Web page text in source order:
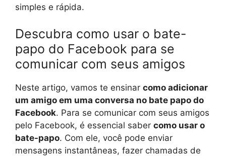
simples e rápida.
Descubra como usar o bate-
papo do Facebook para se
comunicar com seus amigos
Neste artigo, vamos te ensinar como adicionar
um amigo em uma conversa no bate papo do
Facebook. Para se comunicar com seus amigos
pelo Facebook, é essencial saber como usar o
bate-papo. Com ele, você pode enviar
mensagens instantâneas, fazer chamadas de